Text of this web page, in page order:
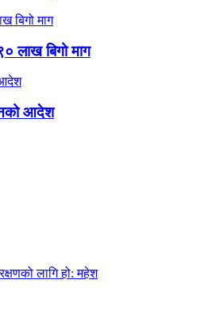
लाख बिगो माग
आदेश